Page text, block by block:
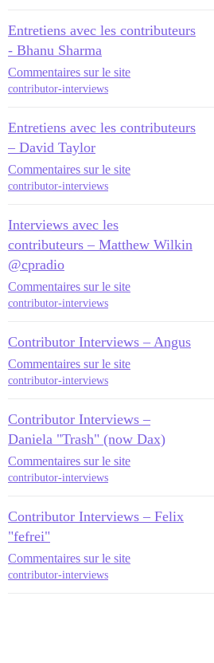
Entretiens avec les contributeurs
- Bhanu Sharma
Commentaires sur le site
contributor-interviews
Entretiens avec les contributeurs
– David Taylor
Commentaires sur le site
contributor-interviews
Interviews avec les
contributeurs – Matthew Wilkin
@cpradio
Commentaires sur le site
contributor-interviews
Contributor Interviews – Angus
Commentaires sur le site
contributor-interviews
Contributor Interviews –
Daniela "Trash" (now Dax)
Commentaires sur le site
contributor-interviews
Contributor Interviews – Felix
"fefrei"
Commentaires sur le site
contributor-interviews